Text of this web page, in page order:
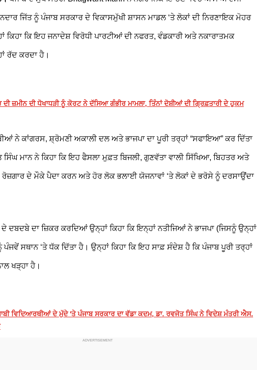
ਜਿੱਤ ਨੂੰ ਪੰਜਾਬ ਸਰਕਾਰ ਦੇ ਵਿਕਾਸਮੁੱਖੀ ਸ਼ਾਸਨ ਮਾਡਲ ‘ਤੇ ਲੋਕਾਂ ਦੀ ਨਿਰਣਾਇਕ ਮੋਹਰ
ਕਿਹਾ ਕਿ ਇਹ ਜਨਾਦੇਸ਼ ਵਿਰੋਧੀ ਪਾਰਟੀਆਂ ਦੀ ਨਫਰਤ, ਵੰਡਕਾਰੀ ਅਤੇ ਨਕਾਰਾਤਮਕ
ਰੱਦ ਕਰਦਾ ਹੈ।
ਦੀ ਜ਼ਮੀਨ ਦੀ ਧੋਖਾਧੜੀ ਨੂੰ ਕੋਰਟ ਨੇ ਦੱਸਿਆ ਗੰਭੀਰ ਮਾਮਲਾ, ਤਿੰਨਾਂ ਦੋਸ਼ੀਆਂ ਦੀ ਗ੍ਰਿਫ਼ਤਾਰੀ ਦੇ ਹੁਕਮ
ਨੇ ਕਾਂਗਰਸ, ਸ਼੍ਰੋਮਣੀ ਅਕਾਲੀ ਦਲ ਅਤੇ ਭਾਜਪਾ ਦਾ ਪੂਰੀ ਤਰ੍ਹਾਂ “ਸਫਾਇਆ” ਕਰ ਦਿੱਤਾ
ਮਾਨ ਨੇ ਕਿਹਾ ਕਿ ਇਹ ਫੈਸਲਾ ਮੁਫ਼ਤ ਬਿਜਲੀ, ਗੁਣਵੱਤਾ ਵਾਲੀ ਸਿੱਖਿਆ, ਬਿਹਤਰ ਅਤੇ
ਦੇ ਮੌਕੇ ਪੈਦਾ ਕਰਨ ਅਤੇ ਹੋਰ ਲੋਕ ਭਲਾਈ ਯੋਜਨਾਵਾਂ ‘ਤੇ ਲੋਕਾਂ ਦੇ ਭਰੋਸੇ ਨੂੰ ਦਰਸਾਉਂਦਾ
ਦਬਦਬੇ ਦਾ ਜ਼ਿਕਰ ਕਰਦਿਆਂ ਉਨ੍ਹਾਂ ਕਿਹਾ ਕਿ ਇਨ੍ਹਾਂ ਨਤੀਜਿਆਂ ਨੇ ਭਾਜਪਾ (ਜਿਸਨੂੰ ਉਨ੍ਹਾਂ
ਨੂੰ ਪੰਜਵੇਂ ਸਥਾਨ ‘ਤੇ ਧੱਕ ਦਿੱਤਾ ਹੈ। ਉਨ੍ਹਾਂ ਕਿਹਾ ਕਿ ਇਹ ਸਾਫ਼ ਸੰਦੇਸ਼ ਹੈ ਕਿ ਪੰਜਾਬ ਪੂਰੀ ਤਰ੍ਹਾਂ
ਖੜ੍ਹਾ ਹੈ।
ਵਿਦਿਆਰਥੀਆਂ ਦੇ ਮੁੱਦੇ 'ਤੇ ਪੰਜਾਬ ਸਰਕਾਰ ਦਾ ਵੱਡਾ ਕਦਮ, ਡਾ. ਰਵਜੋਤ ਸਿੰਘ ਨੇ ਵਿਦੇਸ਼ ਮੰਤਰੀ ਐਸ.